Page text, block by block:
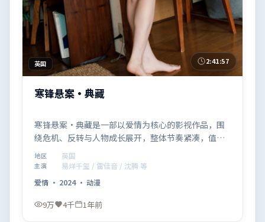
英国 2:41:57
寒锋悬案·典藏
寒锋悬案·典藏是一部以爱情为核心的影视作品，围
绕危机、反转与人物成长展开，整体节奏紧凑，值得
推荐观看。
地区 英国
主演
易烊千玺 / 雷佳音 / 沈腾 等
爱情 · 2024· 动漫
9万 4千 1年前